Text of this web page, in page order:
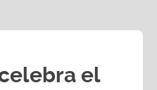
el